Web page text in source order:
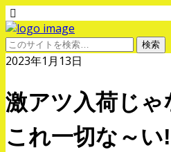
2023年1月13日
激アツ入荷じゃ
これ一切な～